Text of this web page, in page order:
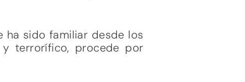
ha sido familiar desde los
terrorífico, procede por